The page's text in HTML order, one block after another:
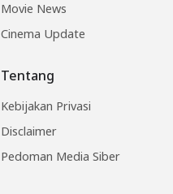
Movie News
Cinema Update
Tentang
Kebijakan Privasi
Disclaimer
Pedoman Media Siber